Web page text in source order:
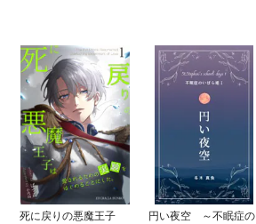
死に戻りの悪魔王子
円い夜空 ～不眠症の